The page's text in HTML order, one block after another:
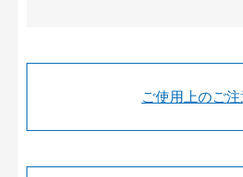
ご使用上のご